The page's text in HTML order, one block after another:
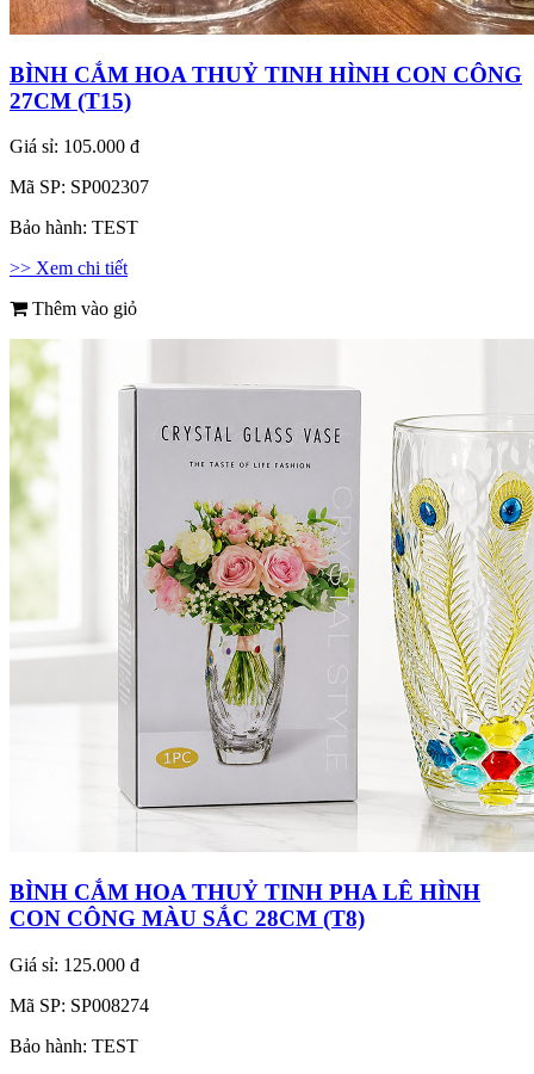
BÌNH CẮM HOA THUỶ TINH HÌNH CON CÔNG
27CM (T15)
Giá sỉ: 105.000 đ
Mã SP: SP002307
Bảo hành: TEST
>> Xem chi tiết
Thêm vào giỏ
BÌNH CẮM HOA THUỶ TINH PHA LÊ HÌNH
CON CÔNG MÀU SẮC 28CM (T8)
Giá sỉ: 125.000 đ
Mã SP: SP008274
Bảo hành: TEST